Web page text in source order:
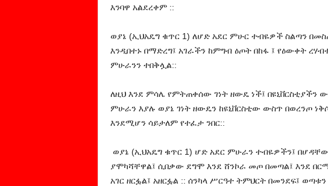
እንባዋ አልደረቀም ::
ወያኔ (ኢህአዴግ ቁጥር 1) ለሆድ አደር ምሁር ተብዬዎች ስልጣን
እንዲበተኑ በማድረግ፤ አገራችን ከምግብ ዕጦት በከፋ ፤ የዕውቀት
ምሁራንን ተበቅሏል::
ለዚህ እንደ ምሳሌ የምትጠቀሰው ገነት ዘውዴ ነች፤ በዩኒቨርስቲያችን
ምሁራን እያሉ ወያኔ ገነት ዘውዴን ከዩኒቨርስቲው ውስጥ በወረንጦ
እንደሚሆን ሳይታለም የተፈታ ንበር::
ወያኔ (ኢህአዴግ ቁጥር 1) ሆድ አደር ምሁራን ተብዬዎችን፤
ያሞካሻቸዋል፤ ሲበቃው ደግሞ እንደ ሸንኮራ መጦ በመጣል፤ እንደ
አገር ዘርፏል፤ አዘርፏል :: ሰንካላ ሥርዓተ ትምህርት በመንደፍ፤